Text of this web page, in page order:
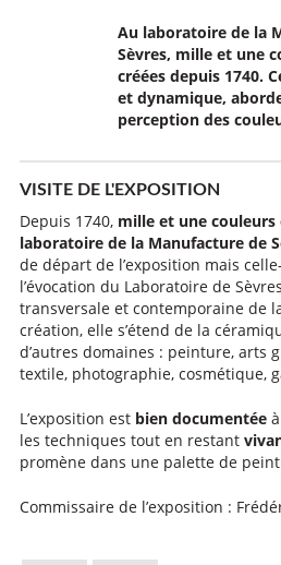
Au laboratoire de la
Sèvres, mille et une
créées depuis 1740.
et dynamique,
perception des
VISITE DE L'EXPOSITION
Depuis 1740, mille et une couleurs
laboratoire de la Manufacture de
de départ de l’exposition mais
l’évocation du Laboratoire de
transversale et contemporaine de
création, elle s’étend de la
d’autres domaines : peinture, arts
textile, photographie, cosmétique,
L’exposition est bien documentée
les techniques tout en restant
promène dans une palette de
Commissaire de l’exposition :